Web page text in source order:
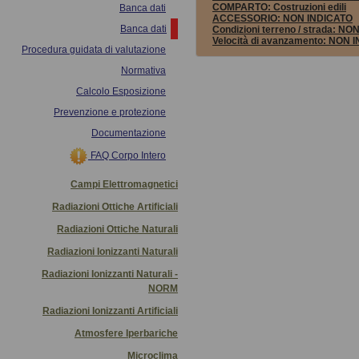
Banca dati
Banca dati
Procedura guidata di valutazione
Normativa
Calcolo Esposizione
Prevenzione e protezione
Documentazione
FAQ Corpo Intero
Campi Elettromagnetici
Radiazioni Ottiche Artificiali
Radiazioni Ottiche Naturali
Radiazioni Ionizzanti Naturali
Radiazioni Ionizzanti Naturali -
NORM
Radiazioni Ionizzanti Artificiali
Atmosfere Iperbariche
Microclima
COMPARTO: Costruzioni edili
ACCESSORIO: NON INDICATO
Condizioni terreno / strada:
Velocità di avanzamento: NON